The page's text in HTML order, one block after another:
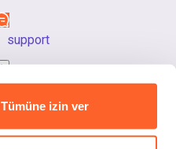
Tümüne izin ver
support